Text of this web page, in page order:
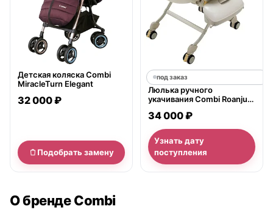
Детская коляска Combi
MiracleTurn Elegant
32 000 ₽
Подобрать замену
под заказ
Люлька ручного
укачивания Combi Roanju
34 000 ₽
Узнать дату
поступления
О бренде Combi